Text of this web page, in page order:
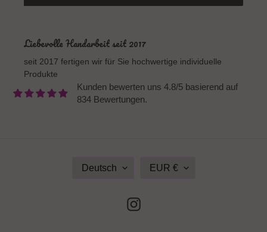
Liebevolle Handarbeit seit 2017
seit 2017 fertigen wir für Sie hochwertige individuelle
Produkte
Kunden bewerten uns 4.8/5 basierend auf
834 Bewertungen.
Deutsch W
R
U
EUR €
Instagram